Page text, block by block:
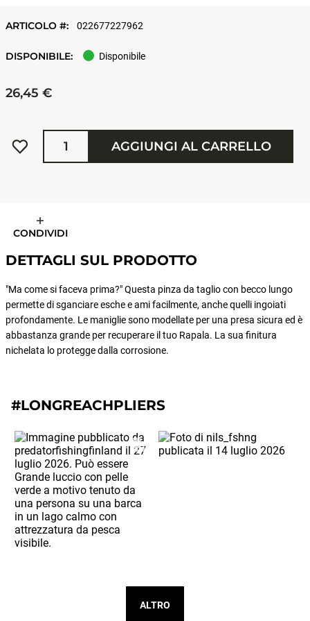
ARTICOLO #: 022677227962
DISPONIBILE: Disponibile
26,45 €
Quantità
AGGIUNGI AL CARRELLO
CONDIVIDI
DETTAGLI SUL PRODOTTO
"Ma come si faceva prima?" Questa pinza da taglio con becco lungo
permette di sganciare esche e ami facilmente, anche quelli ingoiati
profondamente. Le maniglie sono modellate per una presa sicura ed è
abbastanza grande per recuperare il tuo Rapala. La sua finitura
nichelata lo protegge dalla corrosione.
#LONGREACHPLIERS
ALTRO